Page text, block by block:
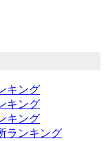
キング
キング
キング
ランキング